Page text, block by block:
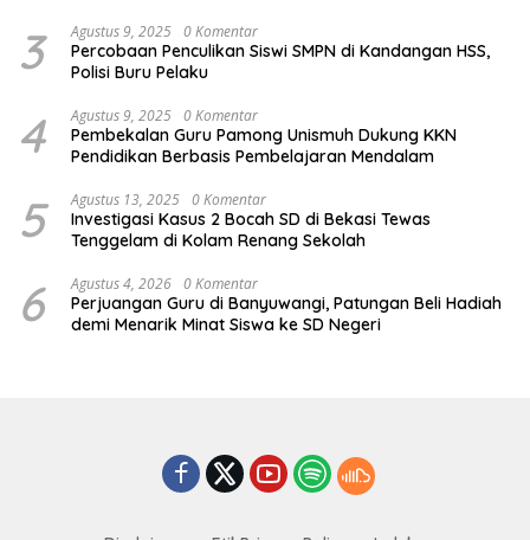
3 Agustus 9, 2025 0 Komentar
Percobaan Penculikan Siswi SMPN di Kandangan HSS,
Polisi Buru Pelaku
4 Agustus 9, 2025 0 Komentar
Pembekalan Guru Pamong Unismuh Dukung KKN
Pendidikan Berbasis Pembelajaran Mendalam
5 Agustus 13, 2025 0 Komentar
Investigasi Kasus 2 Bocah SD di Bekasi Tewas
Tenggelam di Kolam Renang Sekolah
6 Agustus 4, 2026 0 Komentar
Perjuangan Guru di Banyuwangi, Patungan Beli Hadiah
demi Menarik Minat Siswa ke SD Negeri